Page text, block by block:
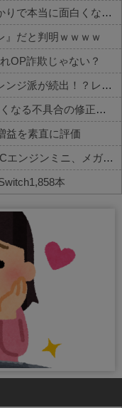
【悲報】 エルデンリング、ディレイばかりで本当に面白くないこのゲーム←賛同の声が多数…
』だと判明ｗｗｗｗ
OP詐欺じゃない？
【必見】 モンストガチャの選択でチャレンジ派が続出！？レギュラーとの違いがコチラ
【朗報】Switch2版『FF14』ロードが長くなる不具合の修正パッチを本日配信
益を素直に評価
「ファミコンミニ、スーファミミニ、PCエンジンミニ、メガドラミニ、ネオジオミニ」って
本